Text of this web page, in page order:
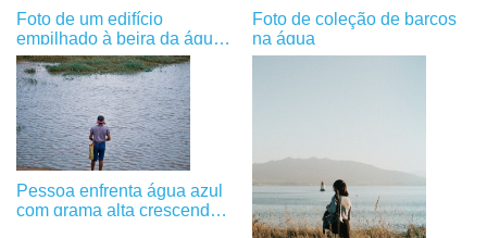
Foto de um edifício
empilhado à beira da água
com barcos
Foto de coleção de barcos
na água
Pessoa enfrenta água azul
com grama alta crescendo